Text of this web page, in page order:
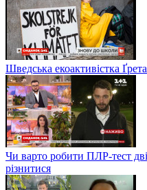
Шведська екоактивістка
Чи варто робити ПЛР-тест
різнитися